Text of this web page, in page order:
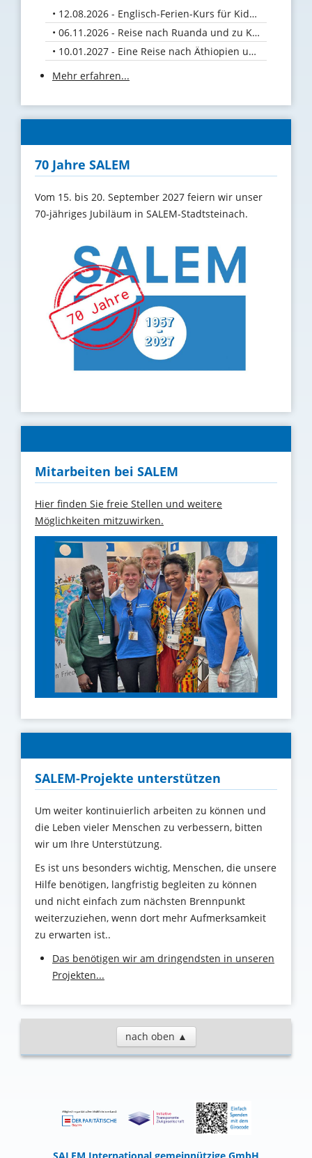
12.08.2026 - Englisch-Ferien-Kurs für Kids vom 10. bis 12. August 26
06.11.2026 - Reise nach Ruanda und zu Kaffeebauern in Uganda
10.01.2027 - Eine Reise nach Äthiopien und Uganda
Mehr erfahren...
70 Jahre SALEM
Vom 15. bis 20. September 2027 feiern wir unser
70-jähriges Jubiläum in SALEM-Stadtsteinach.
Mitarbeiten bei SALEM
Hier finden Sie freie Stellen und weitere
Möglichkeiten mitzuwirken.
SALEM-Projekte unterstützen
Um weiter kontinuierlich arbeiten zu können und
die Leben vieler Menschen zu verbessern, bitten
wir um Ihre Unterstützung.
Es ist uns besonders wichtig, Menschen, die unsere
Hilfe benötigen, langfristig begleiten zu können
und nicht einfach zum nächsten Brennpunkt
weiterzuziehen, wenn dort mehr Aufmerksamkeit
zu erwarten ist..
Das benötigen wir am dringendsten in unseren
Projekten...
nach oben ▲